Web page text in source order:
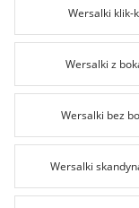
Wersalki klik-
Wersalki z
Wersalki bez
Wersalki